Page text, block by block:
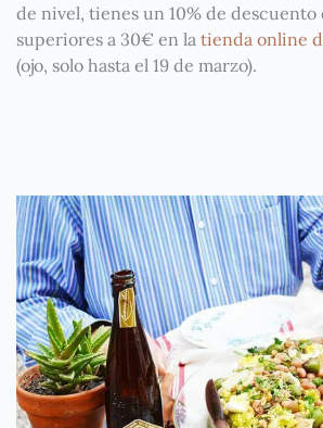
de nivel, tienes un 10% de descuento
superiores a 30€ en la tienda online
(ojo, solo hasta el 19 de marzo).